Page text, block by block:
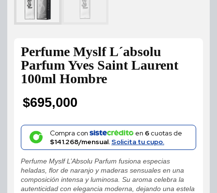
Perfume Myslf L´absolu
Parfum Yves Saint Laurent
100ml Hombre
$695,000
Compra con en 6cuotas de
$141.268/mensual.Solicita tu cupo.
Perfume Myslf L’Absolu Parfum fusiona especias
heladas, flor de naranjo y maderas sensuales en una
composición intensa y luminosa. Su aroma celebra la
autenticidad con elegancia moderna, dejando una estela